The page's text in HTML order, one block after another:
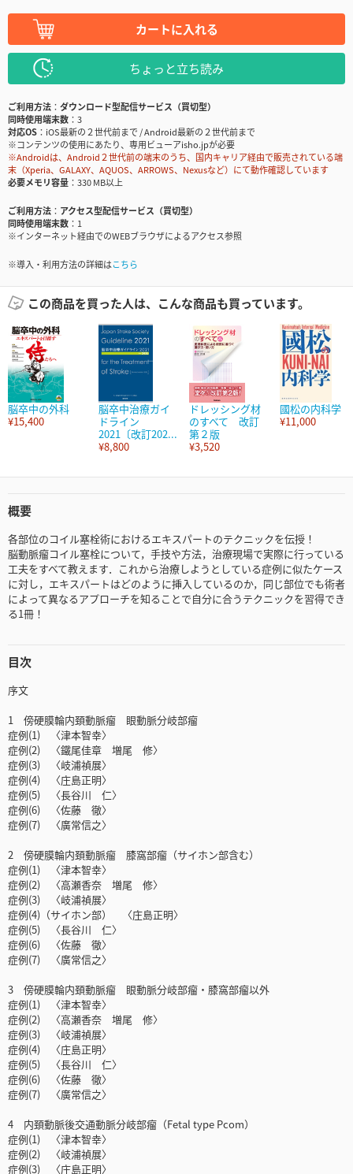
カートに入れる
ちょっと立ち読み
ご利用方法
ダウンロード型配信サービス（買切型）
同時使用端末数
3
対応OS
iOS最新の２世代前まで / Android最新の２世代前まで
※コンテンツの使用にあたり、専用ビューアisho.jpが必要
※Androidは、Android２世代前の端末のうち、国内キャリア経由で販売されている端
末（Xperia、GALAXY、AQUOS、ARROWS、Nexusなど）にて動作確認しています
必要メモリ容量
330 MB以上
ご利用方法
アクセス型配信サービス（買切型）
同時使用端末数
1
※インターネット経由でのWEBブラウザによるアクセス参照
※導入・利用方法の詳細はこちら
この商品を買った人は、こんな商品も買っています。
脳卒中の外科
¥15,400
脳卒中治療ガイ
ドライン
2021〔改訂202...
¥8,800
ドレッシング材
のすべて 改訂
第２版
¥3,520
國松の内科学
¥11,000
概要
各部位のコイル塞栓術におけるエキスパートのテクニックを伝授！
脳動脈瘤コイル塞栓について，手技や方法，治療現場で実際に行っている
工夫をすべて教えます．これから治療しようとしている症例に似たケース
に対し，エキスパートはどのように挿入しているのか，同じ部位でも術者
によって異なるアプローチを知ることで自分に合うテクニックを習得でき
る1冊！
目次
序文
1 傍硬膜輪内頚動脈瘤 眼動脈分岐部瘤
症例(1) 〈津本智幸〉
症例(2) 〈鐵尾佳章 増尾 修〉
症例(3) 〈岐浦禎展〉
症例(4) 〈庄島正明〉
症例(5) 〈長谷川 仁〉
症例(6) 〈佐藤 徹〉
症例(7) 〈廣常信之〉
2 傍硬膜輪内頚動脈瘤 膝窩部瘤（サイホン部含む）
症例(1) 〈津本智幸〉
症例(2) 〈高瀬香奈 増尾 修〉
症例(3) 〈岐浦禎展〉
症例(4)（サイホン部） 〈庄島正明〉
症例(5) 〈長谷川 仁〉
症例(6) 〈佐藤 徹〉
症例(7) 〈廣常信之〉
3 傍硬膜輪内頚動脈瘤 眼動脈分岐部瘤・膝窩部瘤以外
症例(1) 〈津本智幸〉
症例(2) 〈高瀬香奈 増尾 修〉
症例(3) 〈岐浦禎展〉
症例(4) 〈庄島正明〉
症例(5) 〈長谷川 仁〉
症例(6) 〈佐藤 徹〉
症例(7) 〈廣常信之〉
4 内頚動脈後交通動脈分岐部瘤（Fetal type Pcom）
症例(1) 〈津本智幸〉
症例(2) 〈岐浦禎展〉
症例(3) 〈庄島正明〉